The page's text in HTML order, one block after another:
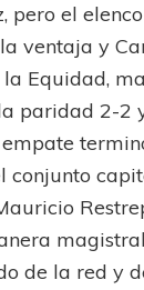
pero el elenco
ventaja y
Equidad,
paridad 2-2
conjunto
de la red y